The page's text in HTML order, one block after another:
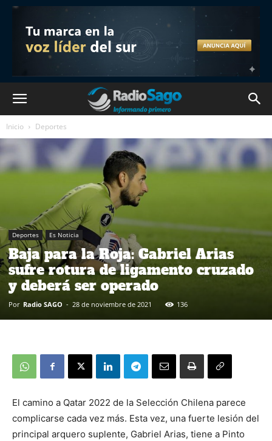
Inicio Deportes
Deportes Es Noticia
Baja para la Roja: Gabriel Arias
sufre rotura de ligamento cruzado
y deberá ser operado
Por Radio SAGO - 28 de noviembre de 2021 136
El camino a Qatar 2022 de la Selección Chilena parece
complicarse cada vez más. Esta vez, una fuerte lesión del
principal arquero suplente, Gabriel Arias, tiene a Pinto